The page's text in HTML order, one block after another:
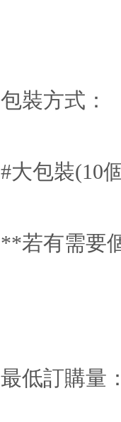
包裝方式：
#大包裝(10
**若有需要
最低訂購量